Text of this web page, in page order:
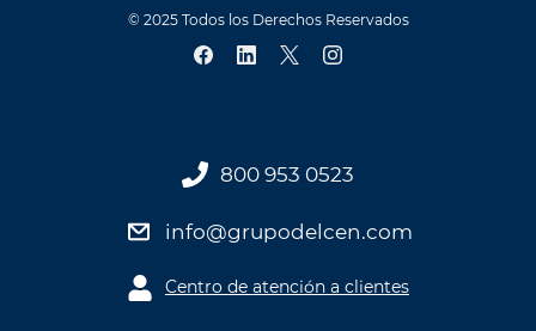
© 2025 Todos los Derechos Reservados
800 953 0523
info@grupodelcen.com
Centro de atención a clientes